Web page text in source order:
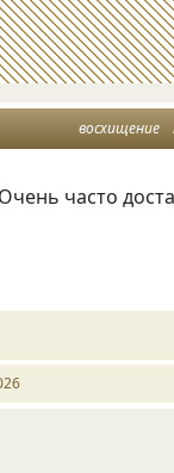
восхищение
часто